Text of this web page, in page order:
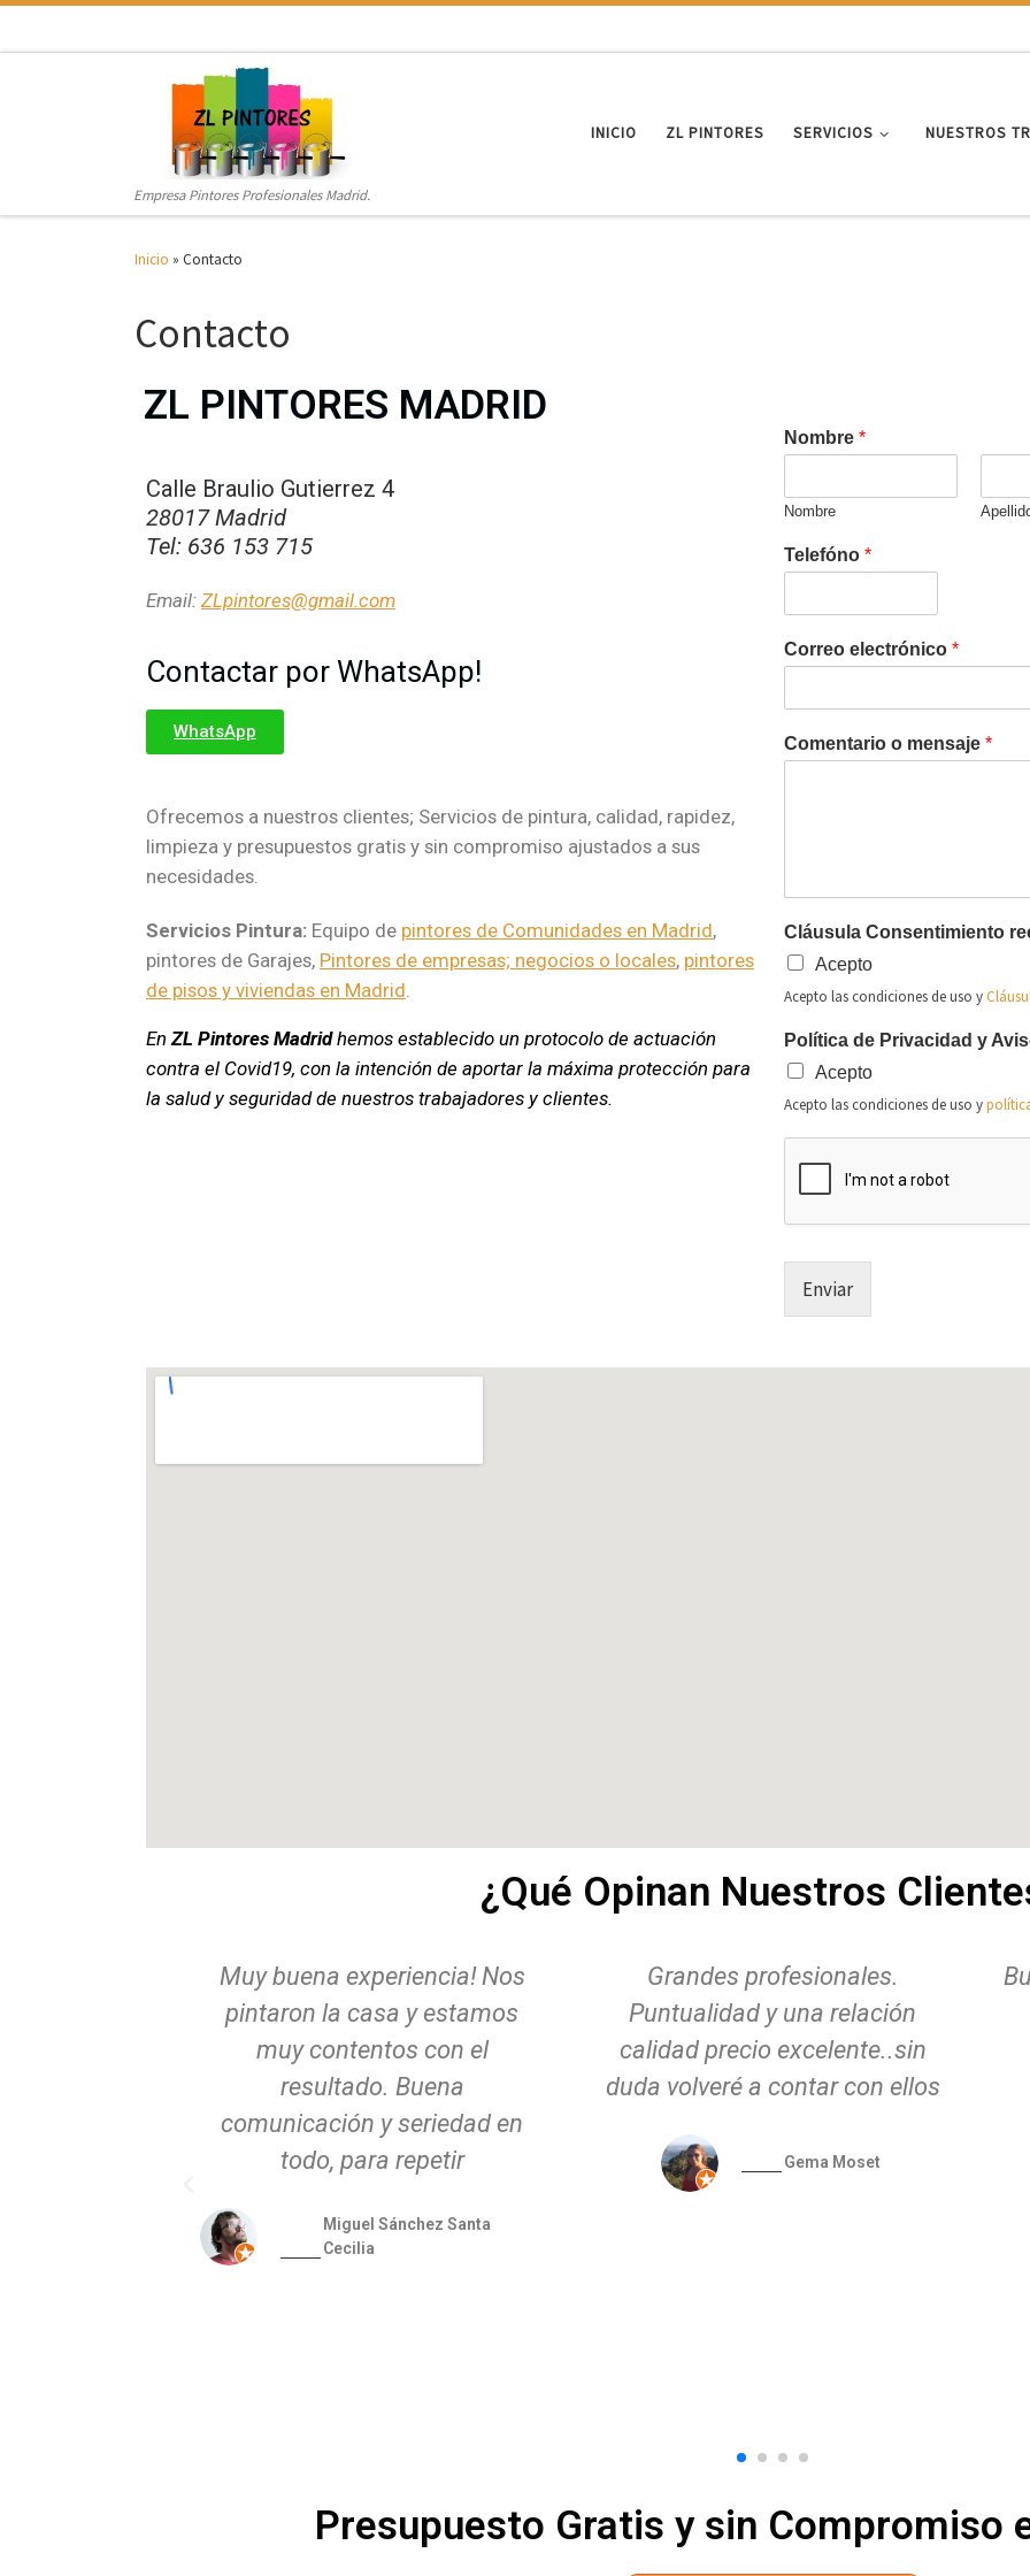
Empresa Pintores Profesionales Madrid.
INICIO ZL PINTORES SERVICIOS NUESTROS
Inicio » Contacto
Contacto
ZL PINTORES MADRID
Calle Braulio Gutierrez 4
28017 Madrid
Tel: 636 153 715
Email: ZLpintores@gmail.com
Contactar por WhatsApp!
WhatsApp
Ofrecemos a nuestros clientes; Servicios de pintura, calidad, rapidez,
limpieza y presupuestos gratis y sin compromiso ajustados a sus
necesidades.
Servicios Pintura: Equipo de pintores de Comunidades en Madrid,
pintores de Garajes, Pintores de empresas; negocios o locales, pintores
de pisos y viviendas en Madrid.
EnZL Pintores Madridhemos establecido un protocolo de actuación
contra el Covid19, con la intención de aportar la máxima protección para
la salud y seguridad de nuestros trabajadores y clientes.
Nombre *
Nombre
Telefóno *
Correo electrónico *
Comentario o mensaje *
Cláusula Consentimiento
Acepto
Acepto las condiciones de uso y
Política de Privacidad y
Acepto
Acepto las condiciones de uso y
Enviar
¿Qué Opinan Nuestros
Grandes profesionales.
Puntualidad y una relación
calidad precio excelente..sin
duda volveré a contar con ellos
Gema Moset
Buen trabajo realizado, rápidos,
limpios y buen precio.
Recomendable.
Presupuesto Gratis y sin Compromiso